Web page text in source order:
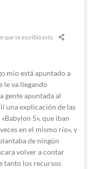
que se escribió esto
mío está apuntado a
le va llegando
gente apuntada al
una explicación de las
5», que iban
en el mismo río», y
de ningún
volver a contar
tanto los recursos